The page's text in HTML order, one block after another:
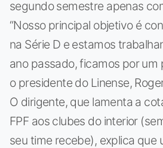
segundo semestre apenas
“Nosso principal objetivo é
na Série D e estamos
ano passado, ficamos por um
o presidente do Linense,
O dirigente, que lamenta a
FPF aos clubes do interior
seu time recebe), explica que